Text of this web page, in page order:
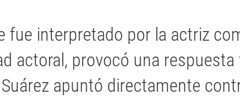
fue interpretado por la actriz
actoral, provocó una
apuntó directamente